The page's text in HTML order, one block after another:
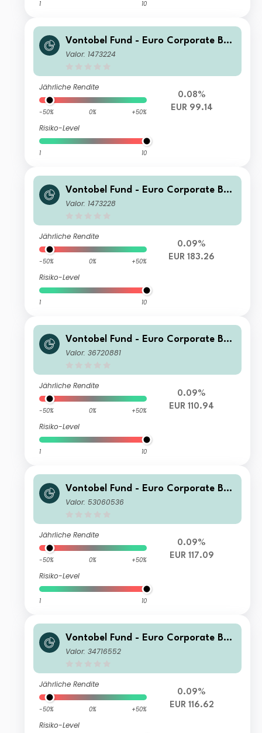
1 10
Vontobel Fund - Euro Corporate Bon
d A EUR Dist
Valor: 1473224
Jährliche Rendite
-50% 0% +50%
Risiko-Level
1 10
0.08%
EUR 99.14
Vontobel Fund - Euro Corporate Bon
d B EUR Cap
Valor: 1473228
Jährliche Rendite
-50% 0% +50%
Risiko-Level
1 10
0.09%
EUR 183.26
Vontobel Fund - Euro Corporate Bon
d N EUR Cap
Valor: 36720881
Jährliche Rendite
-50% 0% +50%
Risiko-Level
1 10
0.09%
EUR 110.94
Vontobel Fund - Euro Corporate Bon
d Y EUR Cap
Valor: 53060536
Jährliche Rendite
-50% 0% +50%
Risiko-Level
1 10
0.09%
EUR 117.09
Vontobel Fund - Euro Corporate Bon
d G EUR Cap
Valor: 34716552
Jährliche Rendite
-50% 0% +50%
Risiko-Level
0.09%
EUR 116.62